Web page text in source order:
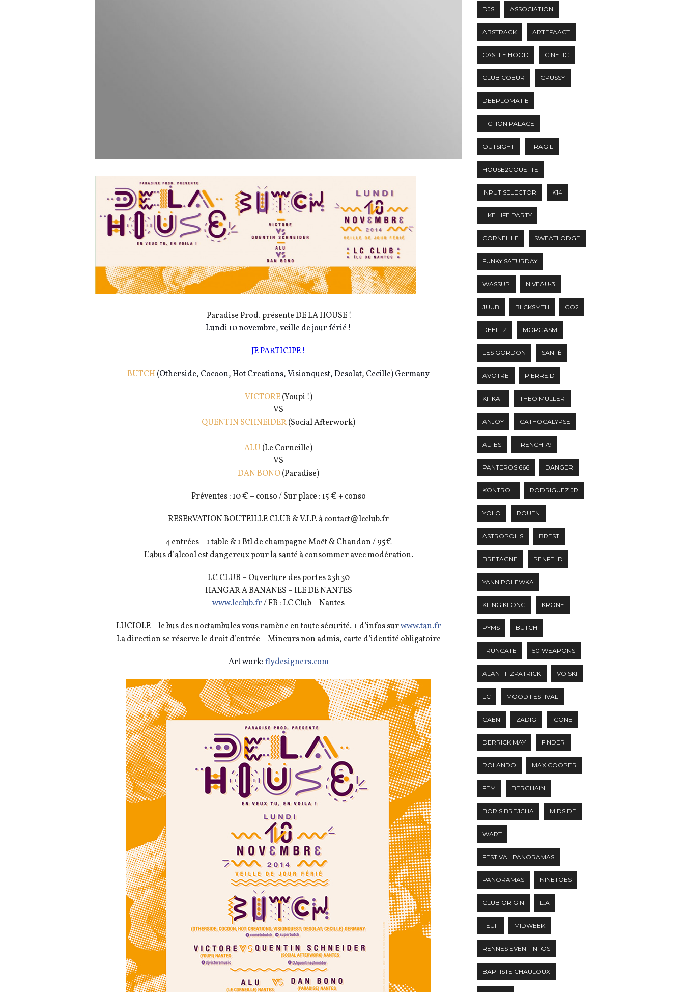
Paradise Prod. présente DE LA HOUSE !
Lundi 10 novembre, veille de jour férié !
JE PARTICIPE !
BUTCH (Otherside, Cocoon, Hot Creations, Visionquest, Desolat, Cecille) Germany
VICTORE(Youpi !)
VS
QUENTIN SCHNEIDER(Social Afterwork)
ALU (Le Corneille)
VS
DAN BONO(Paradise)
Préventes : 10 € + conso / Sur place : 15 € + conso
RESERVATION BOUTEILLE CLUB & V.I.P. à contact@lcclub.fr
4 entrées + 1 table & 1 Btl de champagne Moët & Chandon / 95€
L’abus d’alcool est dangereux pour la santé à consommer avec modération.
LC CLUB – Ouverture des portes 23h30
HANGAR A BANANES – ILE DE NANTES
www.lcclub.fr/ FB : LC Club – Nantes
LUCIOLE – le bus des noctambules vous ramène en toute sécurité. + d’infos surwww.tan.fr
La direction se réserve le droit d’entrée – Mineurs non admis, carte d’identité obligatoire
Art work:flydesigners.com
DJS ASSOCIATION
ABSTRACK ARTEFAACT
CASTLE HOOD CINETIC
CLUB COEUR CPUSSY
DEEPLOMATIE
FICTION PALACE
OUTSIGHT FRAGIL
HOUSE2COUETTE
INPUT SELECTOR K14
LIKE LIFE PARTY
CORNEILLE SWEATLODGE
FUNKY SATURDAY
WASSUP NIVEAU-3
JUUB BLCKSMTH CO2
DEEFTZ MORGASM
LES GORDON SANTÉ
AVOTRE PIERRE.D
KITKAT THEO MULLER
ANJOY CATHOCALYPSE
ALTES FRENCH 79
PANTEROS 666 DANGER
KONTROL RODRIGUEZ JR
YOLO ROUEN
ASTROPOLIS BREST
BRETAGNE PENFELD
YANN POLEWKA
KLING KLONG KRONE
PYMS BUTCH
TRUNCATE 50 WEAPONS
ALAN FITZPATRICK VOISKI
LC MOOD FESTIVAL
CAEN ZADIG ICONE
DERRICK MAY FINDER
ROLANDO MAX COOPER
FEM BERGHAIN
BORIS BREJCHA MIDSIDE
WART
FESTIVAL PANORAMAS
PANORAMAS NINETOES
CLUB ORIGIN L.A
TEUF MIDWEEK
RENNES EVENT INFOS
BAPTISTE CHAULOUX